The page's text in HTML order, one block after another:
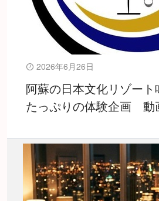
2026年6月26日
阿蘇の日本文化リゾー
たっぷりの体験企画 動